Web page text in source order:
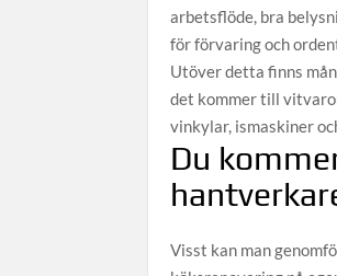
arbetsflöde, bra
för förvaring och
Utöver detta finns
det kommer till
vinkylar, ismaskiner
Du
Visst kan man